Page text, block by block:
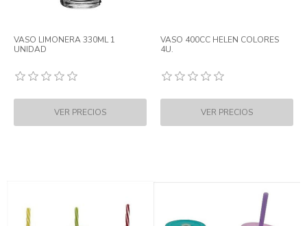
VASO LIMONERA 330ML 1
UNIDAD
VASO 400CC HELEN COLORES
4U.